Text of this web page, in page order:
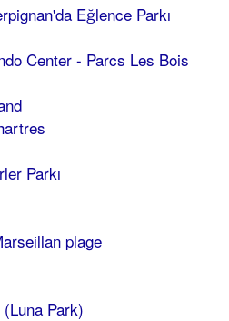
Eğlence Parkı
Center - Parcs Les Bois
Parkı
plage
Park)